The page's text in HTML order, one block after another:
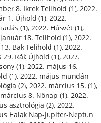
8. Ikrek Telihold (1), 2022.
1. Újhold (1), 2022.
(1), 2022. Húsvét (1),
18. Telihold (1), 2022.
Bak Telihold (1), 2022.
29. Rák Újhold (1), 2022.
(1), 2022. május 16.
(1), 2022. május mundán
(2), 2022. március 15. (1),
8. Nőnap (1), 2022.
asztrológia (2), 2022.
Halak Nap-Jupiter-Neptun